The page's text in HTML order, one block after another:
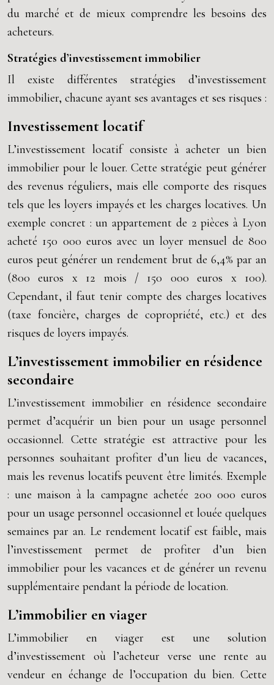
du marché et de mieux comprendre les besoins des
acheteurs.
Stratégies d’investissement immobilier
Il existe différentes stratégies d’investissement
immobilier, chacune ayant ses avantages et ses risques :
Investissement locatif
L’investissement locatif consiste à acheter un bien
immobilier pour le louer. Cette stratégie peut générer
des revenus réguliers, mais elle comporte des risques
tels que les loyers impayés et les charges locatives. Un
exemple concret : un appartement de 2 pièces à Lyon
acheté 150 000 euros avec un loyer mensuel de 800
euros peut générer un rendement brut de 6,4% par an
(800 euros x 12 mois / 150 000 euros x 100).
Cependant, il faut tenir compte des charges locatives
(taxe foncière, charges de copropriété, etc.) et des
risques de loyers impayés.
L’investissement immobilier en résidence
secondaire
L’investissement immobilier en résidence secondaire
permet d’acquérir un bien pour un usage personnel
occasionnel. Cette stratégie est attractive pour les
personnes souhaitant profiter d’un lieu de vacances,
mais les revenus locatifs peuvent être limités. Exemple
: une maison à la campagne achetée 200 000 euros
pour un usage personnel occasionnel et louée quelques
semaines par an. Le rendement locatif est faible, mais
l’investissement permet de profiter d’un bien
immobilier pour les vacances et de générer un revenu
supplémentaire pendant la période de location.
L’immobilier en viager
L’immobilier en viager est une solution
d’investissement où l’acheteur verse une rente au
vendeur en échange de l’occupation du bien. Cette